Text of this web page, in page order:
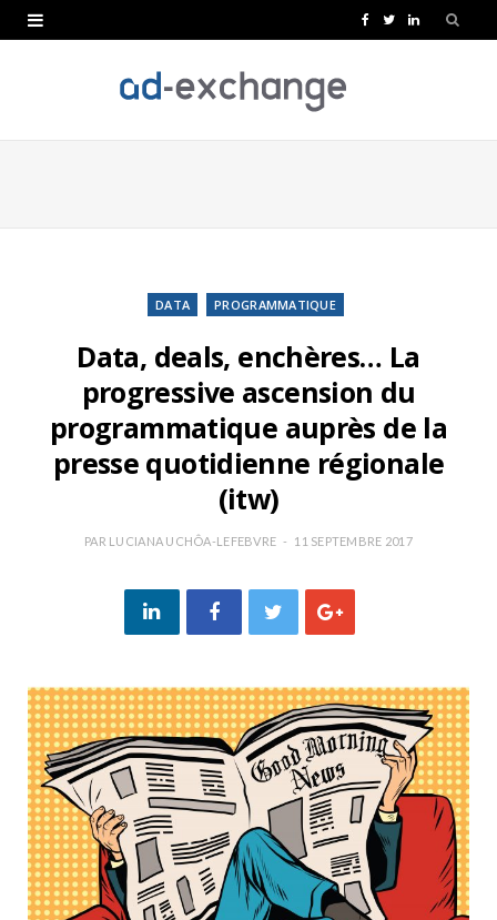
e
T
t
L
k
DATA PROGRAMMATIQUE
Data, deals, enchères… La
progressive ascension du
programmatique auprès de la
presse quotidienne régionale
(itw)
PAR LUCIANA UCHÔA-LEFEBVRE 11 SEPTEMBRE 2017